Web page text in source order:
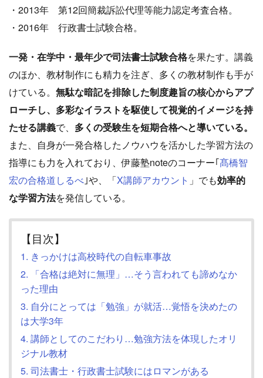
・2013年 第12回簡裁訴訟代理等能力認定考査合格。
・2016年 行政書士試験合格。
一発・在学中・最年少で司法書士試験合格を果たす。講義
のほか、教材制作にも精力を注ぎ、多くの教材制作も手が
けている。 無駄な暗記を排除した制度趣旨の核心からアプ
ローチし、多彩なイラストを駆使して視覚的イメージを持
たせる講義で、 多くの受験生を短期合格へと導いている。
また、自身が一発合格したノウハウを活かした学習方法の
指導にも力を入れており、伊藤塾noteのコーナー｢髙橋智
宏の合格道しるべ｣や、「X講師アカウント 」でも効率的
な学習方法を発信している。
【目次】
1. きっかけは高校時代の自転車事故
2. 「合格は絶対に無理」…そう言われても諦めなか
った理由
3. 自分にとっては「勉強」が就活…覚悟を決めたの
は大学3年
4. 講師としてのこだわり…勉強方法を体現したオリ
ジナル教材
5. 司法書士・行政書士試験にはロマンがある